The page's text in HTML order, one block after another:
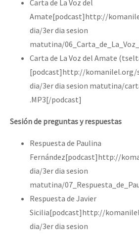
Carta de La Voz del
Amate[podcast]http://
dia/3er dia sesion
matutina/
Carta de La Voz del Amate
[podcast]http://komanilel.org/
dia/3er dia sesion matutina/
.MP3[/podcast]
Sesión de preguntas y respuestas
Respuesta de Paulina
Fernández[podcast]http://
dia/3er dia sesion
matutina/
Respuesta de Javier
Sicilia[podcast]http://
dia/3er dia sesion